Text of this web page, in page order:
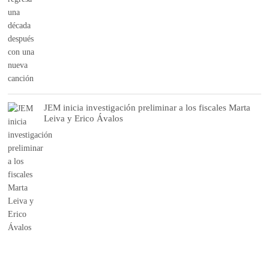
JEM inicia investigación preliminar a los fiscales Marta
Leiva y Erico Ávalos